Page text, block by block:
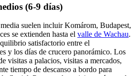
(6-9 días)
suelen incluir Komárom, Budapest,
se extienden hasta el valle de Wachau.
satisfactorio entre el
y los días de crucero panorámico. Los
visitas a palacios, visitas a mercados,
tiempo de descanso a bordo para